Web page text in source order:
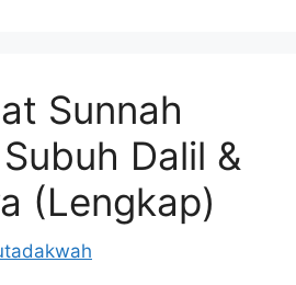
Sunnah
Dalil &
(Lengkap)